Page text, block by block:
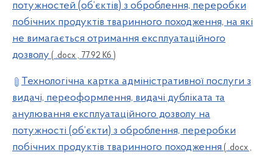
потужностей (об’єктів) з оброблення, переробки
побічних продуктів тваринного походження, на які
не вимагається отримання експлуатаційного
дозволу ( .docx , 77.92 Кб )
Технологічна картка адміністративної послуги з
видачі, переоформлення, видачі дубліката та
анулювання експлуатаційного дозволу на
потужності (об’єкти) з оброблення, переробки
побічних продуктів тваринного походження ( .docx ,